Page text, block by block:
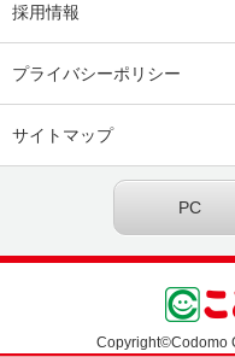
採用情報
プライバシーポリシー
サイトマップ
Copyright©Codomo
PC